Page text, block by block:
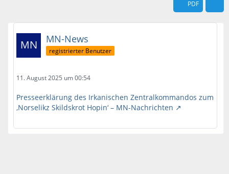
PDF
MN-News
registrierter Benutzer
11. August 2025 um 00:54
Presseerklärung des Irkanischen Zentralkommandos zum
‚Norselikz Skildskrot Hopin‘ – MN-Nachrichten